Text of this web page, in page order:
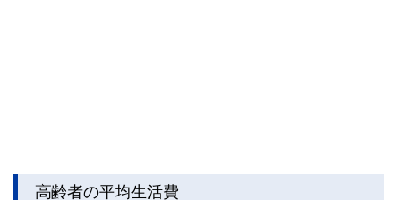
高齢者の平均生活費